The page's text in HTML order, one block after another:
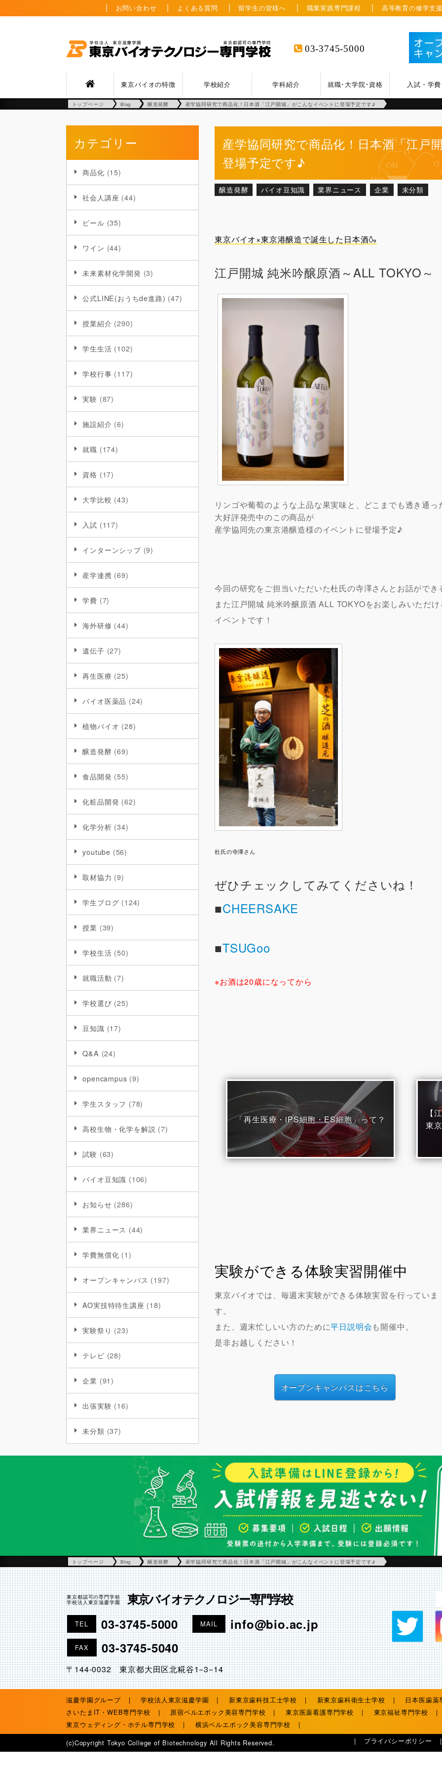
お問い合わせ よくある質問 留学生の皆様へ 職業実践専門課程 高等教育の修学支
03-3745-5000
東京バイオの特徴 学校紹介 学科紹介 就職･大学院･資格 入試・学費
トップページ Blog 醸造発酵 産学協同研究で商品化！日本酒「江戸開城」がこんなイベントに登場予定です♪
カテゴリー
商品化 (15)
社会人講座 (44)
ビール (35)
ワイン (44)
未来素材化学開発 (3)
公式LINE(おうちde進路) (47)
授業紹介 (290)
学生生活 (102)
学校行事 (117)
実験 (87)
施設紹介 (6)
就職 (174)
資格 (17)
大学比較 (43)
入試 (117)
インターンシップ(9)
産学連携 (69)
学費 (7)
海外研修 (44)
遺伝子 (27)
再生医療 (25)
バイオ医薬品 (24)
植物バイオ (28)
醸造発酵 (69)
食品開発 (55)
化粧品開発 (62)
化学分析 (34)
youtube (56)
取材協力 (9)
学生ブログ (124)
授業 (39)
学校生活 (50)
就職活動 (7)
学校選び (25)
豆知識 (17)
Q&A (24)
opencampus (9)
学生スタッフ (78)
高校生物・化学を解説 (7)
試験 (63)
バイオ豆知識 (106)
お知らせ (286)
業界ニュース (44)
学費無償化 (1)
オープンキャンパス (197)
AO実技特待生講座 (18)
実験祭り (23)
テレビ (28)
企業 (91)
出張実験 (16)
未分類 (37)
産学協同研究で商品化！日本酒「江戸
登場予定です♪
醸造発酵 バイオ豆知識 業界ニュース 企業 未分類
東京バイオ×東京港醸造で誕生した日本酒🍶
江戸開城 純米吟醸原酒～ALL TOKYO～
リンゴや葡萄のような上品な果実味と、どこまでも透き通っ
大好評発売中のこの商品が
産学協同先の東京港醸造様のイベントに登場予定♪
今回の研究をご担当いただいた杜氏の寺澤さんとお話ができ
また江戸開城 純米吟醸原酒 ALL TOKYOをお楽しみいただけ
イベントです！
杜氏の寺澤さん
ぜひチェックしてみてくださいね！
■CHEERSAKE
■TSUGoo
※お酒は20歳になってから
「再生医療・iPS細胞・ES細胞」って？
【
東
実験ができる体験実習開催中
東京バイオでは、毎週末実験ができる体験実習を行っていま
す。
また、週末忙しいい方のために平日説明会も開催中。
是非お越しください！
オープンキャンパスはこちら
トップページ Blog 醸造発酵 産学協同研究で商品化！日本酒「江戸開城」がこんなイベントに登場予定です♪
東京都認可の専門学校
学校法人東京滋慶学園
東京バイオテクノロジー専門学校
TEL 03-3745-5000 MAIL info@bio.ac.jp
FAX 03-3745-5040
〒144-0032 東京都大田区北糀谷1−3−14
滋慶学園グループ 学校法人東京滋慶学園 新東京歯科技工士学校 新東京歯科衛生士学校 日本医歯薬
さいたまIT・WEB専門学校
原宿ベルエポック美容専門学校 東京医薬看護専門学校 東京福祉専門学校
東京ウェディング・ホテル専門学校
横浜ベルエポック美容専門学校
プライバシーポリシー
(c)Copyright Tokyo College of Biotechnology All Rights Reserved.